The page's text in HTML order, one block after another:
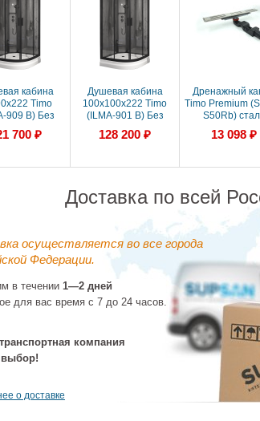
кабина
Timo
909 B) Без
акрил,
низкий
700 ₽
Душевая кабина
100x100x222 Timo
(ILMA-901 B) Без
гидромассажа, акрил,
Поддон низкий
128 200 ₽
Дренажный
Timo Premium
S50Rb)
13 098 ₽
кабина
низкий
Душевая кабина
гидромассажем,
Душевая
120x80x222
(ILMA-902 L B)
гидромассажа,
Поддон
128 200 ₽
Доставка по всей
осуществляется во все города
Федерации.
в течении 1—2 дней
для вас время с 7 до 24 часов.
компания
о доставке